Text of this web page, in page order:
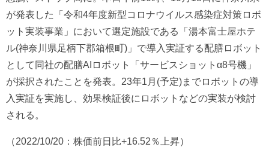
が発表した「令和4年度新型コロナウイルス感染症対策ロボ
ット実装事業」において選定施設である「湯本富士屋ホテ
ル(神奈川県⾜柄下郡箱根町)」で導入実証する配膳ロボット
として同社の配膳AIロボット「サービスショットα8号機」
が採択されたことを発表。23年1月(予定)までロボットの導
入実証を実施し、効果検証後にロボットなどの実装が検討
される。
（2022/10/20：株価前日比+16.52％上昇）